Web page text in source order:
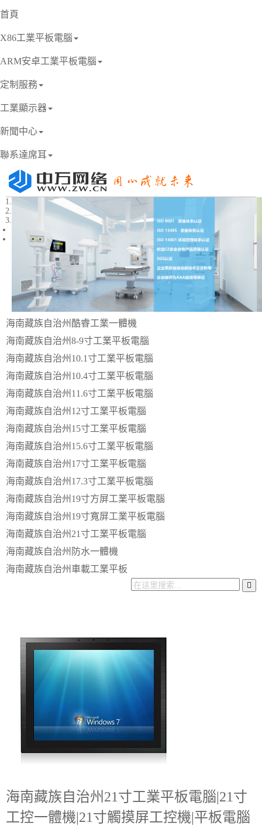
首頁
X86工業平板電腦
ARM安卓工業平板電腦
定制服務
工業顯示器
新聞中心
聯系達席耳
海南藏族自治州酷睿工業一體機
海南藏族自治州8-9寸工業平板電腦
海南藏族自治州10.1寸工業平板電腦
海南藏族自治州10.4寸工業平板電腦
海南藏族自治州11.6寸工業平板電腦
海南藏族自治州12寸工業平板電腦
海南藏族自治州15寸工業平板電腦
海南藏族自治州15.6寸工業平板電腦
海南藏族自治州17寸工業平板電腦
海南藏族自治州17.3寸工業平板電腦
海南藏族自治州19寸方屏工業平板電腦
海南藏族自治州19寸寬屏工業平板電腦
海南藏族自治州21寸工業平板電腦
海南藏族自治州防水一體機
海南藏族自治州車載工業平板
海南藏族自治州21寸工業平板電腦|21寸
工控一體機|21寸觸摸屏工控機|平板電腦